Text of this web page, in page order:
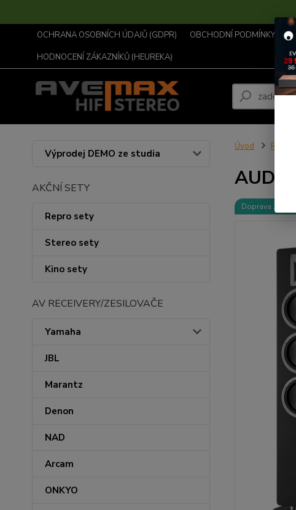
OCHRANA OSOBNÍCH ÚDAJŮ (GDPR) OBCHODNÍ PODMÍNKY ...
HODNOCENÍ ZÁKAZNÍKŮ (HEUREKA)
Výprodej DEMO ze studia
AKČNÍ SETY
Repro sety
Stereo sety
Kino sety
AV RECEIVERY/ZESILOVAČE
Yamaha
JBL
Marantz
Denon
NAD
Arcam
ONKYO
Úvod
Doprava